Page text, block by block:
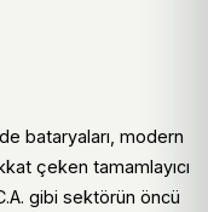
bataryaları, modern
çeken tamamlayıcı
gibi sektörün öncü